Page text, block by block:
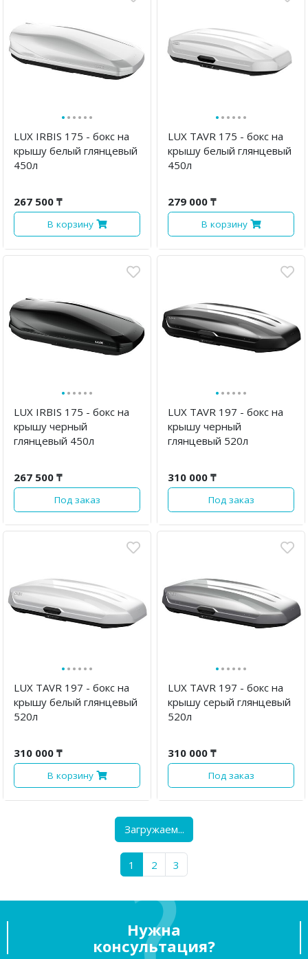
······
LUX IRBIS 175 - бокс на
крышу белый глянцевый
450л
267 500 ₸
В корзину
······
LUX TAVR 175 - бокс на
крышу белый глянцевый
450л
279 000 ₸
В корзину
······
LUX IRBIS 175 - бокс на
крышу черный
глянцевый 450л
267 500 ₸
Под заказ
······
LUX TAVR 197 - бокс на
крышу черный
глянцевый 520л
310 000 ₸
Под заказ
······
LUX TAVR 197 - бокс на
крышу белый глянцевый
520л
310 000 ₸
В корзину
······
LUX TAVR 197 - бокс на
крышу серый глянцевый
520л
310 000 ₸
Под заказ
·